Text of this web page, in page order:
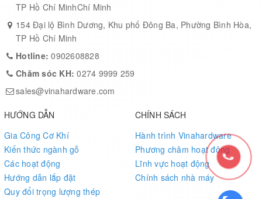
TP Hồ Chí MinhChí Minh
154 Đại lộ Bình Dương, Khu phố Đông Ba, Phường Bình Hòa,
TP Hồ Chí Minh
Hotline:0902608828
Chăm sóc KH:0274 9999 259
sales@vinahardware.com
HƯỚNG DẪN
Gia Công Cơ Khí
Kiến thức ngành gỗ
Các hoạt động
Hướng dẫn lắp đặt
Quy đổi trọng lượng thép
CHÍNH SÁCH
Hành trình Vinahardware
Phương châm hoạt động
Lĩnh vực hoạt động
Chính sách nhà máy